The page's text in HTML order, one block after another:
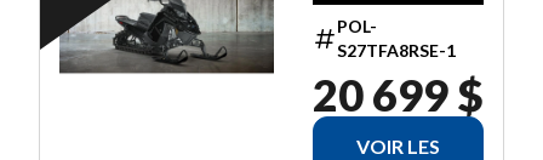
FRAIS
SUPPLÉMENTAIRE
POL-
S27TFA8RSE-1
20 699 $
VOIR LES